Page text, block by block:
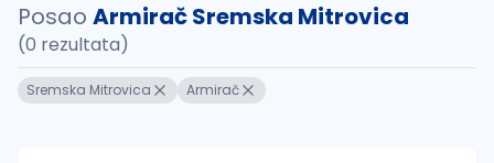
Posao Armirač Sremska Mitrovica
(0 rezultata)
Sremska Mitrovica Armirač